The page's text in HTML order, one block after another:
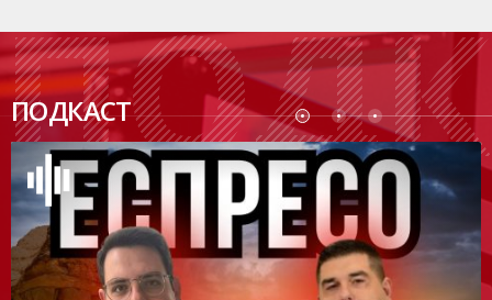
ПОДКАСТ
ПОДК